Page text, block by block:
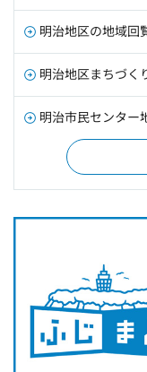
明治地区の地域回
明治地区まちづく
明治市民センター